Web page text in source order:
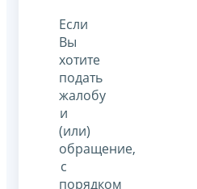
Если
Вы
хотите
подать
жалобу
и
(или)
обращение,
с
порядком